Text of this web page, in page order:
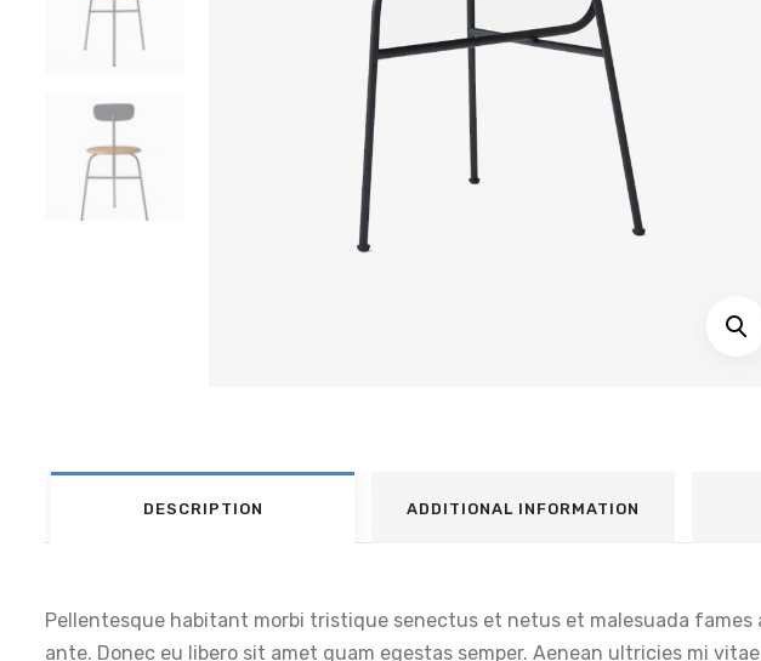
DESCRIPTION ADDITIONAL INFORMATION
Pellentesque habitant morbi tristique senectus et netus et malesuada
ante. Donec eu libero sit amet quam egestas semper. Aenean ultricies mi